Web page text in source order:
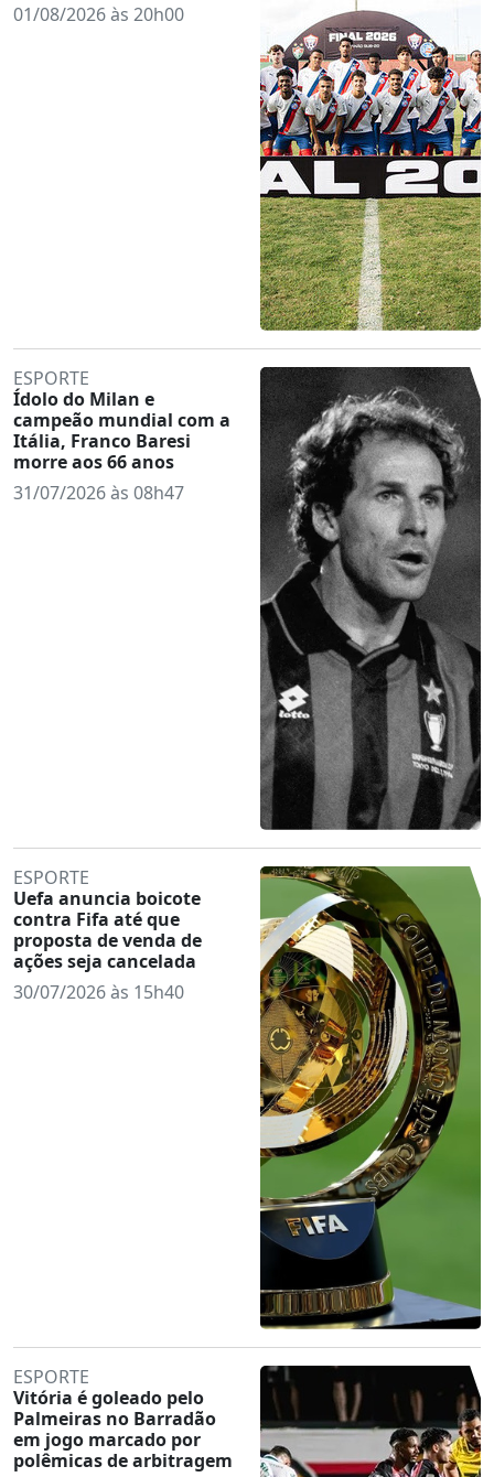
01/08/2026 às 20h00
ESPORTE
Ídolo do Milan e
campeão mundial com a
Itália, Franco Baresi
morre aos 66 anos
31/07/2026 às 08h47
ESPORTE
Uefa anuncia boicote
contra Fifa até que
proposta de venda de
ações seja cancelada
30/07/2026 às 15h40
ESPORTE
Vitória é goleado pelo
Palmeiras no Barradão
em jogo marcado por
polêmicas de arbitragem